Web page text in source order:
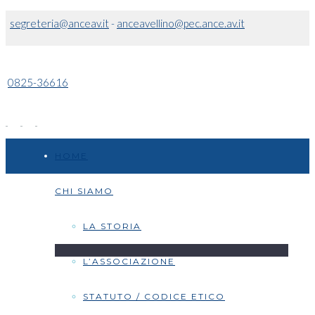
segreteria@anceav.it- anceavellino@pec.ance.av.it
0825-36616
CHI SIAMO
LA STORIA
L’ASSOCIAZIONE
STATUTO / CODICE ETICO